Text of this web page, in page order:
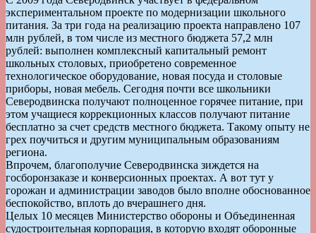
экспериментальном проекте по модернизации школьного
питания. За три года на реализацию проекта направлено 107
млн рублей, в том числе из местного бюджета 57,2 млн
рублей: выполнен комплексный капитальный ремонт
школьных столовых, приобретено современное
технологическое оборудование, новая посуда и столовые
приборы, новая мебель. Сегодня почти все школьники
Северодвинска получают полноценное горячее питание, при
этом учащиеся коррекционных классов получают питание
бесплатно за счет средств местного бюджета. Такому опыту не
грех поучиться и другим муниципальным образованиям
региона.
Впрочем, благополучие Северодвинска зиждется на
госборонзаказе и конверсионных проектах. А вот тут у
горожан и администрации заводов было вполне обоснованное
беспокойство, вплоть до вчерашнего дня.
Целых 10 месяцев Министерство обороны и Объединенная
судостроительная корпорация, в которую входят оборонные